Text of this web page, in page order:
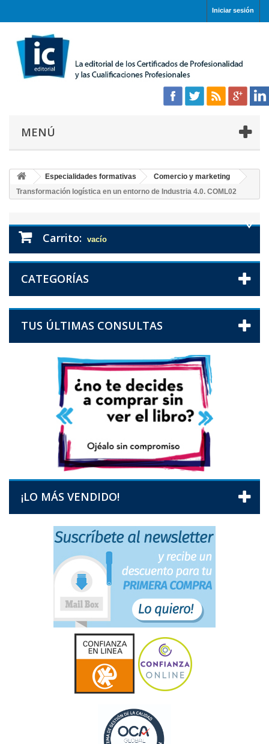
Iniciar sesión
MENÚ
Especialidades formativas
Comercio y marketing
Transformación logística en un entorno de Industria 4.0. COML02
Carrito: vacío
CATEGORÍAS
TUS ÚLTIMAS CONSULTAS
¡LO MÁS VENDIDO!